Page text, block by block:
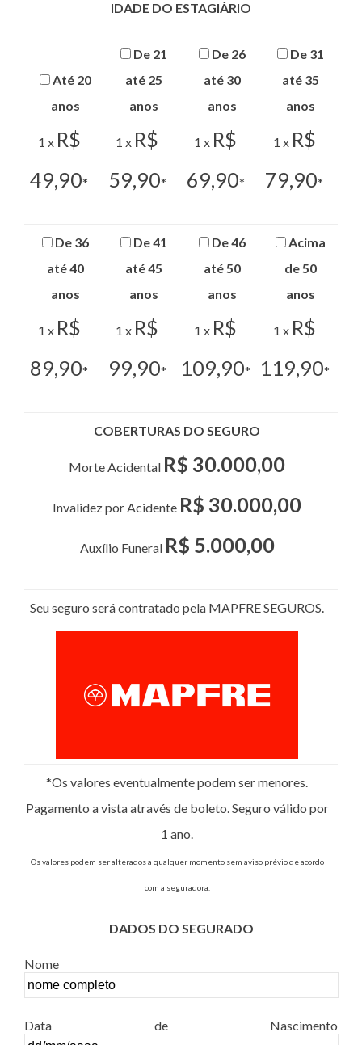
IDADE DO ESTAGIÁRIO
Até 20
anos
1 x R$
49,90*
De 21
até 25
anos
1 x R$
59,90*
De 26
até 30
anos
1 x R$
69,90*
De 31
até 35
anos
1 x R$
79,90*
De 36
até 40
anos
1 x R$
89,90*
De 41
até 45
anos
1 x R$
99,90*
De 46
até 50
anos
1 x R$
109,90*
Acima
de 50
anos
1 x R$
119,90*
COBERTURAS DO SEGURO
Morte Acidental R$ 30.000,00
Invalidez por Acidente R$ 30.000,00
Auxílio Funeral R$ 5.000,00
Seu seguro será contratado pela MAPFRE SEGUROS.
*Os valores eventualmente podem ser menores.
Pagamento a vista através de boleto. Seguro válido por
1 ano.
Os valores podem ser alterados a qualquer momento sem aviso prévio de acordo
com a seguradora.
DADOS DO SEGURADO
Nome
Data de Nascimento